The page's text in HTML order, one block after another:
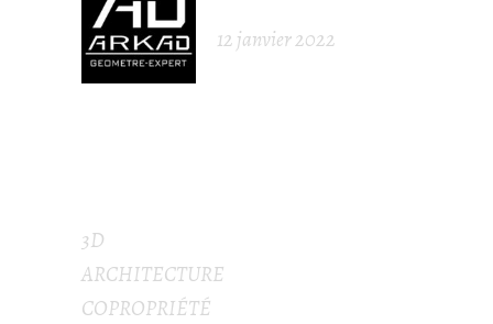
12 janvier 2022
3D
ARCHITECTURE
COPROPRIÉTÉ